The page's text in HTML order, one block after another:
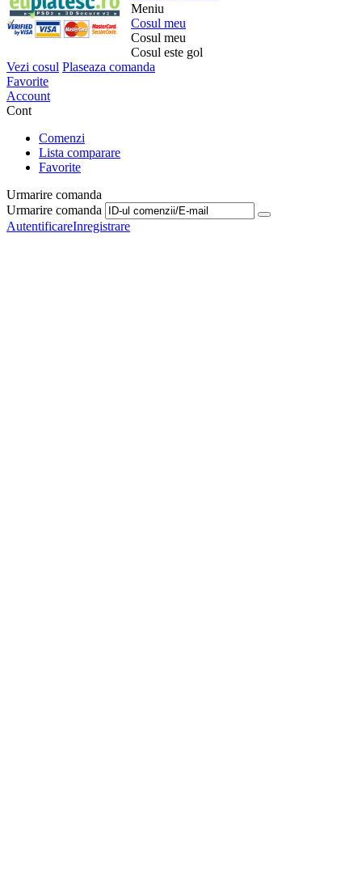
Meniu
Cosul meu
Cosul meu
Cosul este gol
Vezi cosul Plaseaza comanda
Favorite
Account
Cont
Comenzi
Lista comparare
Favorite
Urmarire comanda
Urmarire comanda
AutentificareInregistrare